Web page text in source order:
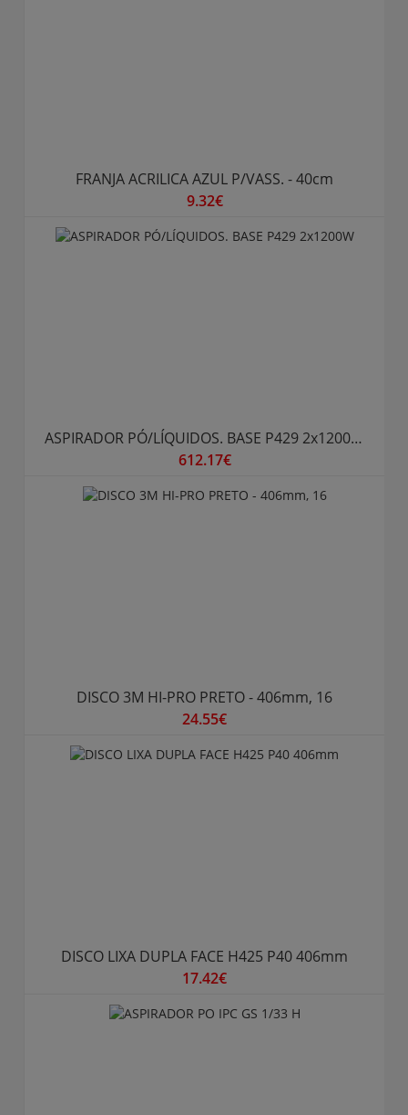
FRANJA ACRILICA AZUL P/VASS. - 40cm
9.32€
ASPIRADOR PÓ/LÍQUIDOS. BASE P429 2x1200W
612.17€
DISCO 3M HI-PRO PRETO - 406mm, 16
24.55€
DISCO LIXA DUPLA FACE H425 P40 406mm
17.42€